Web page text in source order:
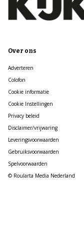
Over ons
Adverteren
Colofon
Cookie informatie
Cookie Instellingen
Privacy beleid
Disclaimer/vrijwaring
Leveringsvoorwaarden
Gebruiksvoorwaarden
Spelvoorwaarden
© Roularta Media Nederland